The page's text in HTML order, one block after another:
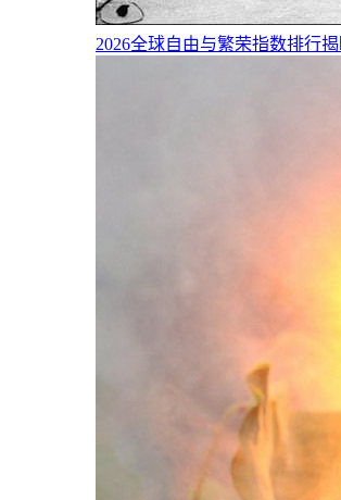
2026全球自由与繁荣指数排行